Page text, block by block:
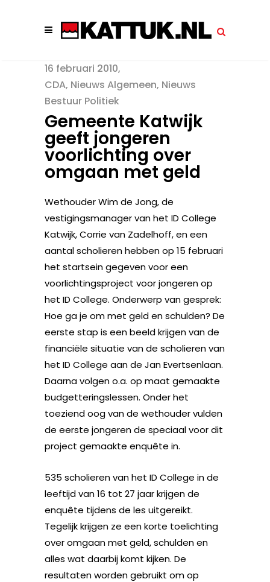
16 februari 2010
CDA, Nieuws Algemeen, Nieuws
Bestuur Politiek
Gemeente Katwijk
geeft jongeren
voorlichting over
omgaan met geld
Wethouder Wim de Jong, de
vestigingsmanager van het ID College
Katwijk, Corrie van Zadelhoff, en een
aantal scholieren hebben op 15 februari
het startsein gegeven voor een
voorlichtingsproject voor jongeren op
het ID College. Onderwerp van gesprek:
Hoe ga je om met geld en schulden? De
eerste stap is een beeld krijgen van de
financiële situatie van de scholieren van
het ID College aan de Jan Evertsenlaan.
Daarna volgen o.a. op maat gemaakte
budgetteringslessen. Onder het
toeziend oog van de wethouder vulden
de eerste jongeren de speciaal voor dit
project gemaakte enquête in.
535 scholieren van het ID College in de
leeftijd van 16 tot 27 jaar krijgen de
enquête tijdens de les uitgereikt.
Tegelijk krijgen ze een korte toelichting
over omgaan met geld, schulden en
alles wat daarbij komt kijken. De
resultaten worden gebruikt om op